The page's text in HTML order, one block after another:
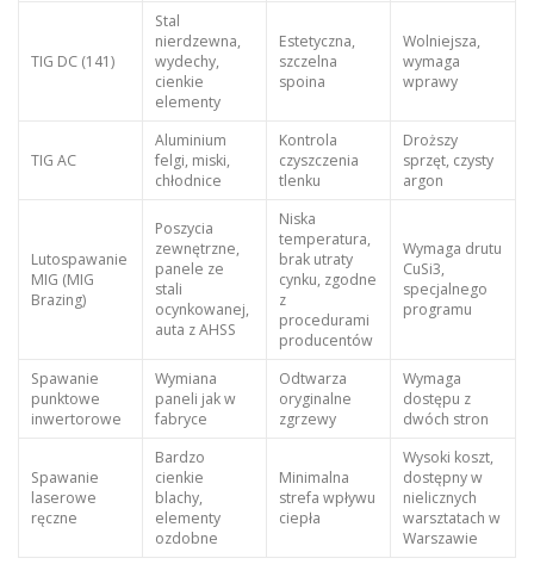
TIG DC (141)
Stal
nierdzewna,
wydechy,
cienkie
elementy
Estetyczna,
szczelna
spoina
Wolniejsza,
wymaga
wprawy
TIG AC
Aluminium
felgi, miski,
chłodnice
Kontrola
czyszczenia
tlenku
Droższy
sprzęt, czysty
argon
Lutospawanie
MIG (MIG
Brazing)
Poszycia
zewnętrzne,
panele ze
stali
ocynkowanej,
auta z AHSS
Niska
temperatura,
brak utraty
cynku, zgodne
z
procedurami
producentów
Wymaga drutu
CuSi3,
specjalnego
programu
Spawanie
punktowe
inwertorowe
Wymiana
paneli jak w
fabryce
Odtwarza
oryginalne
zgrzewy
Wymaga
dostępu z
dwóch stron
Spawanie
laserowe
ręczne
Bardzo
cienkie
blachy,
elementy
ozdobne
Minimalna
strefa wpływu
ciepła
Wysoki koszt,
dostępny w
nielicznych
warsztatach w
Warszawie